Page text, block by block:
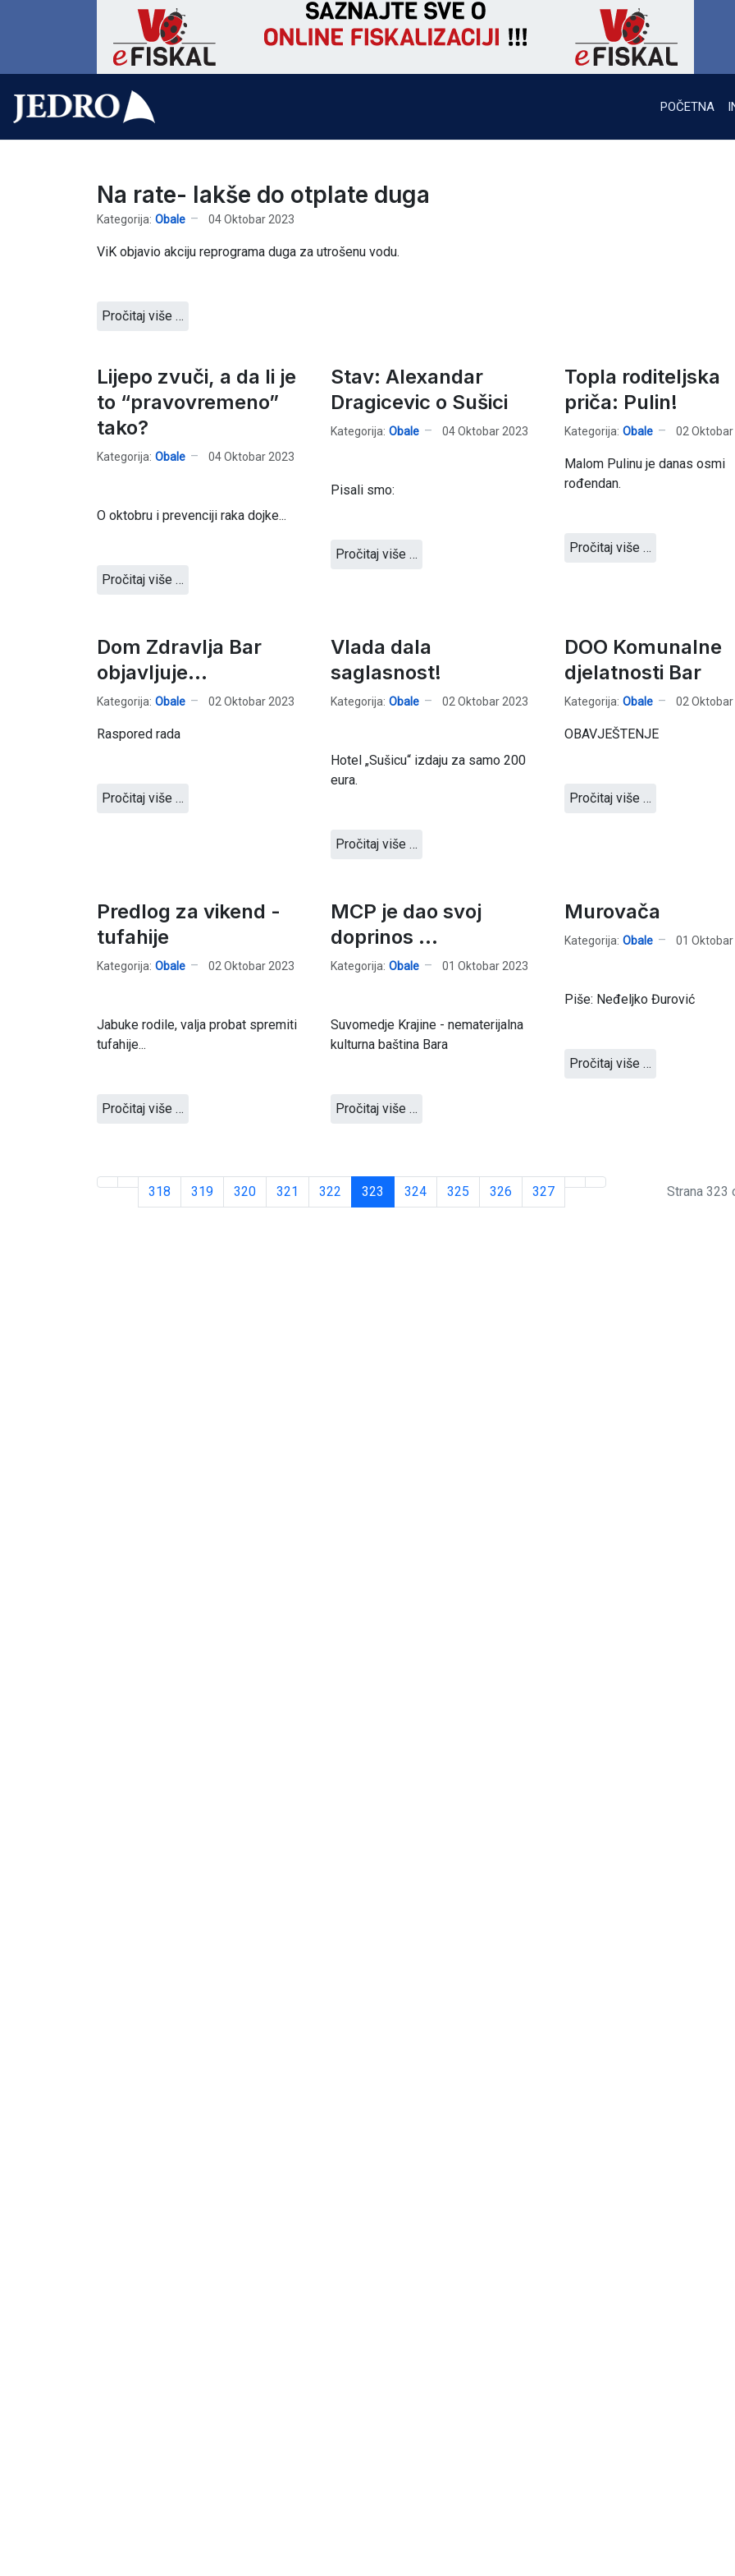
POČETNA
Na rate- lakše do otplate duga
Kategorija: Obale 04 Oktobar 2023
ViK objavio akciju reprograma duga za utrošenu vodu.
Pročitaj više …
Lijepo zvuči, a da li je
to “pravovremeno”
tako?
Kategorija: Obale 04 Oktobar 2023
O oktobru i prevenciji raka dojke...
Pročitaj više …
Stav: Alexandar
Dragicevic o Sušici
Kategorija: Obale 04 Oktobar 2023
Pisali smo:
Pročitaj više …
Topla roditeljska
priča: Pulin!
Kategorija: Obale 02
Malom Pulinu je danas osmi
rođendan.
Pročitaj više …
Dom Zdravlja Bar
objavljuje...
Kategorija: Obale 02 Oktobar 2023
Raspored rada
Pročitaj više …
Vlada dala
saglasnost!
Kategorija: Obale 02 Oktobar 2023
Hotel „Sušicu“ izdaju za samo 200
eura.
Pročitaj više …
DOO Komunalne
djelatnosti Bar
Kategorija: Obale 02
OBAVJEŠTENJE
Pročitaj više …
Predlog za vikend -
tufahije
Kategorija: Obale 02 Oktobar 2023
Jabuke rodile, valja probat spremiti
tufahije...
Pročitaj više …
MCP je dao svoj
doprinos ...
Kategorija: Obale 01 Oktobar 2023
Suvomedje Krajine - nematerijalna
kulturna baština Bara
Pročitaj više …
Murovača
Kategorija: Obale 01
Piše: Neđeljko Đurović
Pročitaj više …
318 319 320 321 322 323 324 325 326 327 Strana 323